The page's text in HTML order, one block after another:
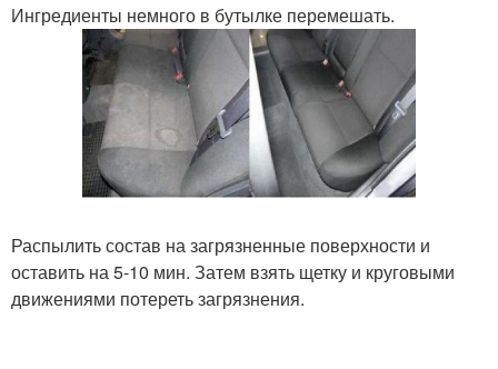
Ингредиенты немного в бутылке перемешать.
Распылить состав на загрязненные поверхности и
оставить на 5-10 мин. Затем взять щетку и круговыми
движениями потереть загрязнения.